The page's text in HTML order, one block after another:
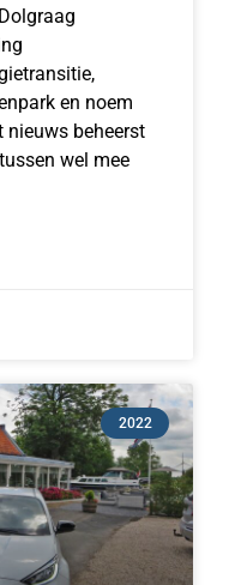
en noem
nieuws beheerst
wel mee
2022